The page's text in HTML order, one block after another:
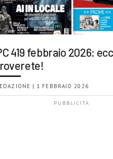
419 febbraio 2026:
| 1 FEBBRAIO 2026